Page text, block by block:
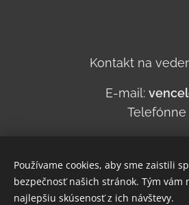
Kontakt na
E-mail:
Telefónne
Zásady spracovania a ochrany
Používame cookies, aby sme zaistili
bezpečnosť našich stránok. Tým vám
najlepšiu skúsenosť z ich návštevy.